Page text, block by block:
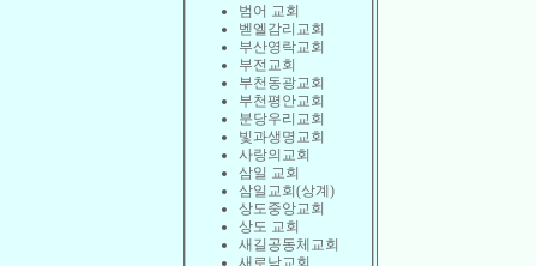
범어 교회
벧엘감리교회
부산영락교회
부전교회
부천동광교회
부천평안교회
분당우리교회
빛과생명교회
사랑의교회
삼일 교회
삼일교회(상계)
상도중앙교회
상도 교회
새길공동체교회
새로남교회